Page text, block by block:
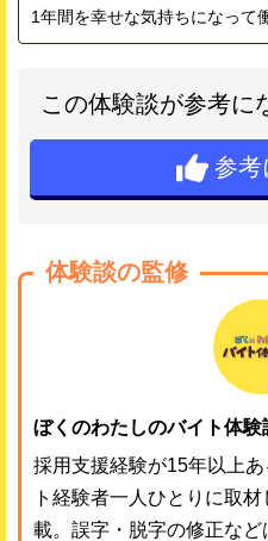
1年間を幸せな気持ちになって
この体験談が参考に
参考
体験談の監修
ぼくのわたしのバイト体験
採用支援経験が15年以上
ト経験者一人ひとりに取
載。誤字・脱字の修正など